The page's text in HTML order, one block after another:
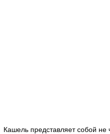
Кашель представляет собой не